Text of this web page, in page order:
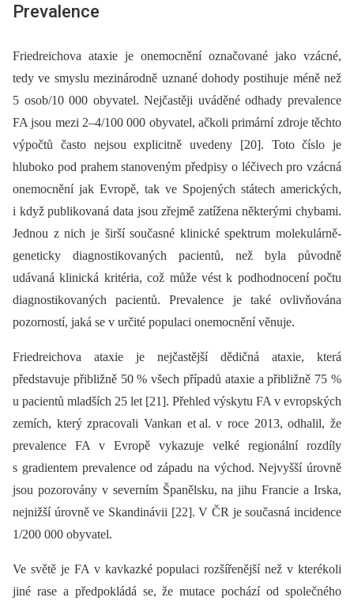
Prevalence
Friedreichova ataxie je onemocnění označované jako vzácné,
tedy ve smyslu mezinárodně uznané dohody postihuje méně než
5 osob/10 000 obyvatel. Nejčastěji uváděné odhady prevalence
FA jsou mezi 2–4/100 000 obyvatel, ačkoli primární zdroje těchto
výpočtů často nejsou explicitně uvedeny [20]. Toto číslo je
hluboko pod prahem stanoveným předpisy o léčivech pro vzácná
onemocnění jak Evropě, tak ve Spojených státech amerických,
i když publikovaná data jsou zřejmě zatížena některými chybami.
Jednou z nich je širší současné klinické spektrum molekulárně-
geneticky diagnostikovaných pacientů, než byla původně
udávaná klinická kritéria, což může vést k podhodnocení počtu
diagnostikovaných pacientů. Prevalence je také ovlivňována
pozorností, jaká se v určité populaci onemocnění věnuje.
Friedreichova ataxie je nejčastější dědičná ataxie, která
představuje přibližně 50 % všech případů ataxie a přibližně 75 %
u pacientů mladších 25 let [21]. Přehled výskytu FA v evropských
zemích, který zpracovali Vankan et al. v roce 2013, odhalil, že
prevalence FA v Evropě vykazuje velké regionální rozdíly
s gradientem prevalence od západu na východ. Nejvyšší úrovně
jsou pozorovány v severním Španělsku, na jihu Francie a Irska,
nejnižší úrovně ve Skandinávii [22]. V ČR je současná incidence
1/200 000 obyvatel.
Ve světě je FA v kavkazké populaci rozšířenější než v kterékoli
jiné rase a předpokládá se, že mutace pochází od společného